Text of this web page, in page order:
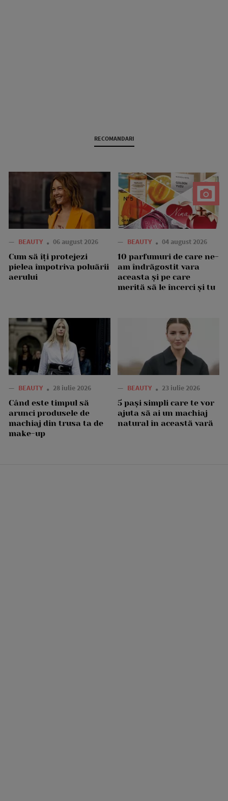
RECOMANDARI
— BEAUTY 06 august 2026
Cum să îți protejezi
pielea împotriva poluării
aerului
— BEAUTY 04 august 2026
10 parfumuri de care ne-
am îndrăgostit vara
aceasta și pe care
merită să le încerci și tu
— BEAUTY 28 iulie 2026
Când este timpul să
arunci produsele de
machiaj din trusa ta de
make-up
— BEAUTY 23 iulie 2026
5 pași simpli care te vor
ajuta să ai un machiaj
natural în această vară